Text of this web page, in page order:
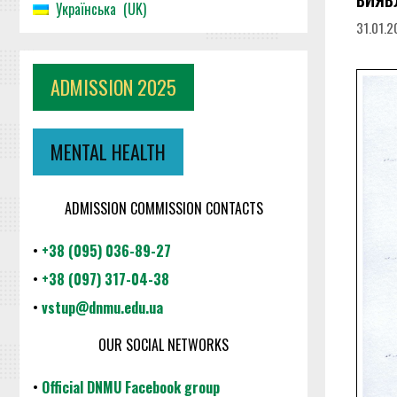
Українська UK
ADMISSION 2025
MENTAL HEALTH
ADMISSION COMMISSION CONTACTS
• +38 (095) 036-89-27
• +38 (097) 317-04-38
• vstup@dnmu.edu.ua
OUR SOCIAL NETWORKS
• Official DNMU Facebook group